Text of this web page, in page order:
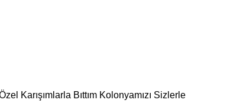
Karışımlarla Bıttım Kolonyamızı Sizlerle